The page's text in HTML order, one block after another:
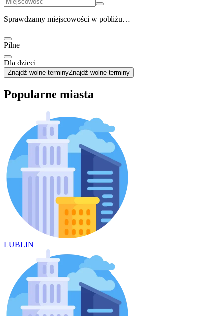
Sprawdzamy miejscowości w pobliżu…
Pilne
Dla dzieci
Znajdź wolne terminyZnajdź wolne terminy
Popularne miasta
LUBLIN